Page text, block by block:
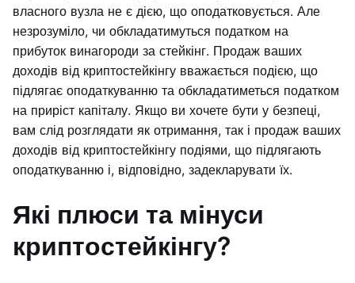
власного вузла не є дією, що оподатковується. Але
незрозуміло, чи обкладатимуться податком на
прибуток винагороди за стейкінг. Продаж ваших
доходів від криптостейкінгу вважається подією, що
підлягає оподаткуванню та обкладатиметься податком
на приріст капіталу. Якщо ви хочете бути у безпеці,
вам слід розглядати як отримання, так і продаж ваших
доходів від криптостейкінгу подіями, що підлягають
оподаткуванню і, відповідно, задекларувати їх.
Які плюси та мінуси
криптостейкінгу?